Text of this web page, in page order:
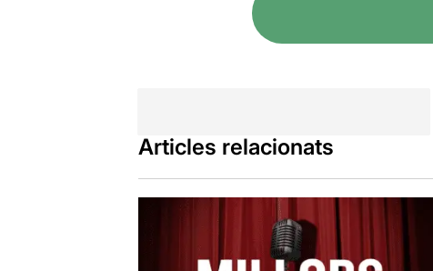
Articles relacionats